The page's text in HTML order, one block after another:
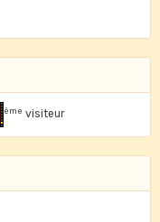
ème visiteur